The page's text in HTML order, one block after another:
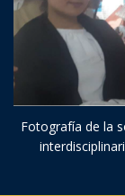
Fotografía de la